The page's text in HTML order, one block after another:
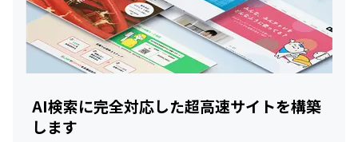
AI検索に完全対応した超高速サイトを構築
します